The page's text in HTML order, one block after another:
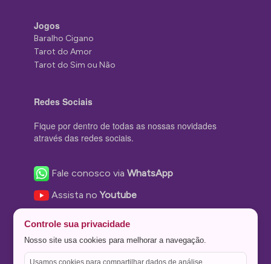
Jogos
Baralho Cigano
Tarot do Amor
Tarot do Sim ou Não
Redes Sociais
Fique por dentro de todas as nossas novidades
através das redes sociais.
Fale conosco viaWhatsApp
Assista noYoutube
Nos siga no Instagram
Nos siga noTwitter
Controle sua privacidade
Nosso site usa cookies para melhorar a navegação.
Usamos cookies para compartilhar dados de análise,